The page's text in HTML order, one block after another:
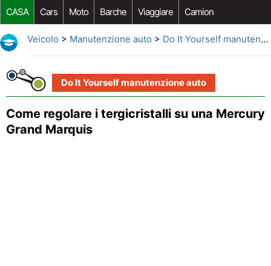
CASA Cars Moto Barche Viaggiare Camion
Riparazione Auto Acquisto Auto Car Opzioni Aftermarket
Veicolo > Manutenzione auto > Do It Yourself manutenzione auto
Do It Yourself manutenzione auto
Come regolare i tergicristalli su una Mercury
Grand Marquis